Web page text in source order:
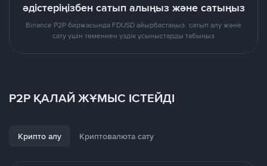
әдістеріңізбен сатып алыңыз және сатыңыз
Binance P2P биржасында FDUSD айырбастаңыз. сатып алу және
сату үшін төменнен үздік ұсыныстарды табыңыз
P2P ҚАЛАЙ ЖҰМЫС ІСТЕЙДІ
Крипто алу Криптовалюта сату